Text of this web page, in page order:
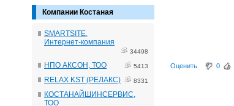
Компании Костаная
SMARTSITE,
Интернет-компания
34498
НПО АКСОН, ТОО 5413
RELAX KST (РЕЛАКС) 8331
КОСТАНАЙШИНСЕРВИС,
ТОО
Оценить 0